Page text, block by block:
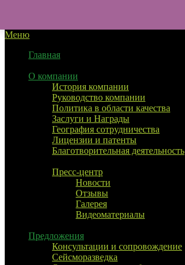
содержимому
Меню
Главная
О компании
История компании
Руководство компании
Политика в области качества
Заслуги и Награды
География сотрудничества
Лицензии и патенты
Благотворительная деятельность
Пресс-центр
Новости
Отзывы
Галерея
Видеоматериалы
Предложения
Консультации и сопровождение
Сейсморазведка